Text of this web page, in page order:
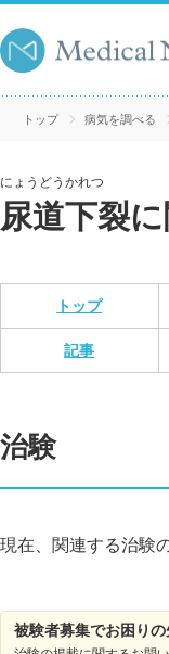
トップ 病気を調べる
にょうどうかれつ
尿道下裂
トップ
記事
治験
現在、関連する治験
被験者募集でお困り